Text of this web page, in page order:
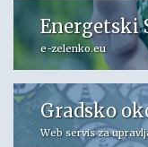
Energetski
e-zelenko.eu
Gradsko
Web servis za